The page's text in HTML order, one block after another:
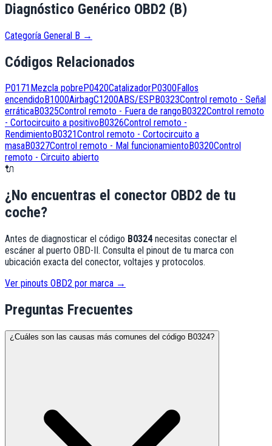
Diagnóstico Genérico OBD2 (B)
Categoría General B →
Códigos Relacionados
P0171 Mezcla pobre P0420CatalizadorP0300 Fallos
encendido B1000AirbagC1200ABS/ESP B0323Control remoto - Señal
erráticaB0325Control remoto - Fuera de rango B0322Control remoto
- Cortocircuito a positivo B0326Control remoto -
Rendimiento B0321Control remoto - Cortocircuito a
masaB0327Control remoto - Mal funcionamiento B0320Control
remoto - Circuito abierto
🔌
¿No encuentras el conector OBD2 de tu
coche?
Antes de diagnosticar el código B0324necesitas conectar el
escáner al puerto OBD-II. Consulta el pinout de tu marca con
ubicación exacta del conector, voltajes y protocolos.
Ver pinouts OBD2 por marca →
Preguntas Frecuentes
¿Cuáles son las causas más comunes del código B0324?